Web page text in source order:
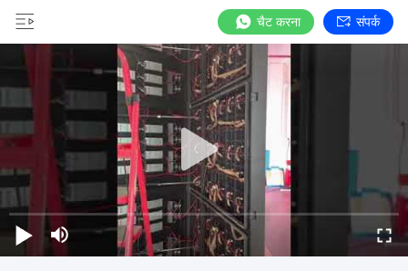
चैट करना संपर्क